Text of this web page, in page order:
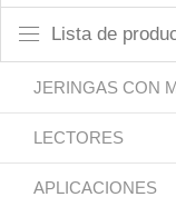
Lista de
JERINGAS CON
LECTORES
APLICACIONES